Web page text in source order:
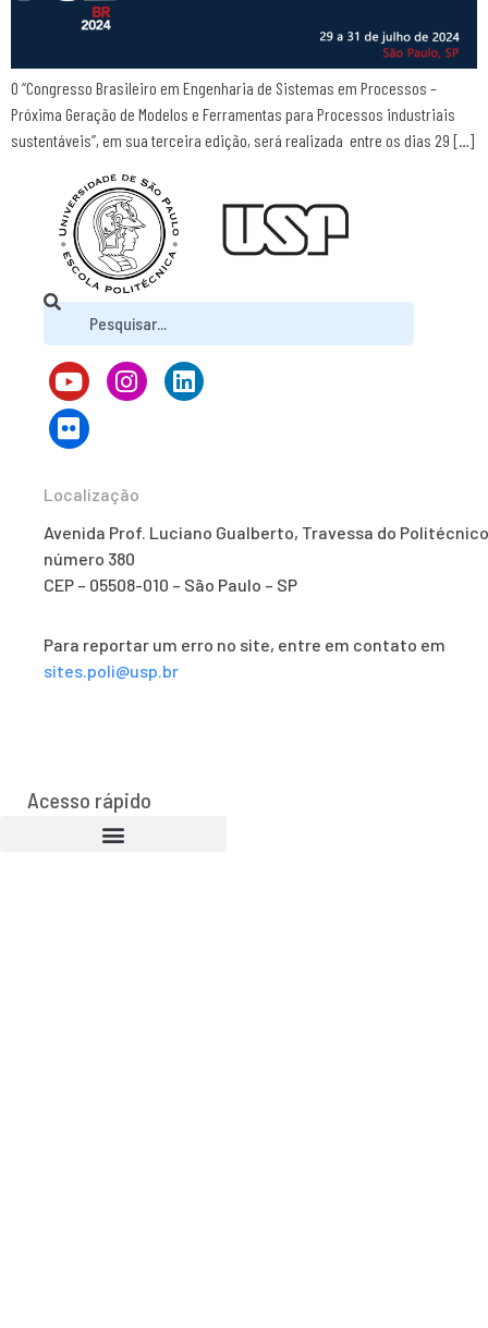
O “Congresso Brasileiro em Engenharia de Sistemas em Processos –
Próxima Geração de Modelos e Ferramentas para Processos industriais
sustentáveis”, em sua terceira edição, será realizada entre os dias 29 […]
Localização
Avenida Prof. Luciano Gualberto, Travessa do
número 380
CEP – 05508-010 – São Paulo – SP
Para reportar um erro no site, entre em contato em
sites.poli@usp.br
Acesso rápido